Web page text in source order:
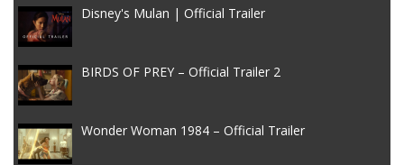
Disney's Mulan | Official Trailer
BIRDS OF PREY – Official Trailer 2
Wonder Woman 1984 – Official Trailer